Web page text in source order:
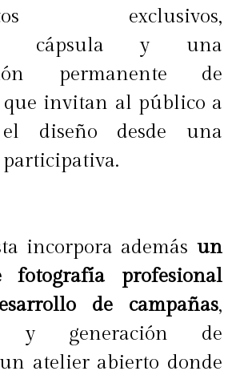
exclusivos,
cápsula y una
permanente de
que invitan al público a
diseño desde una
participativa.
incorpora además un
fotografía profesional
de campañas,
y generación de
atelier abierto donde